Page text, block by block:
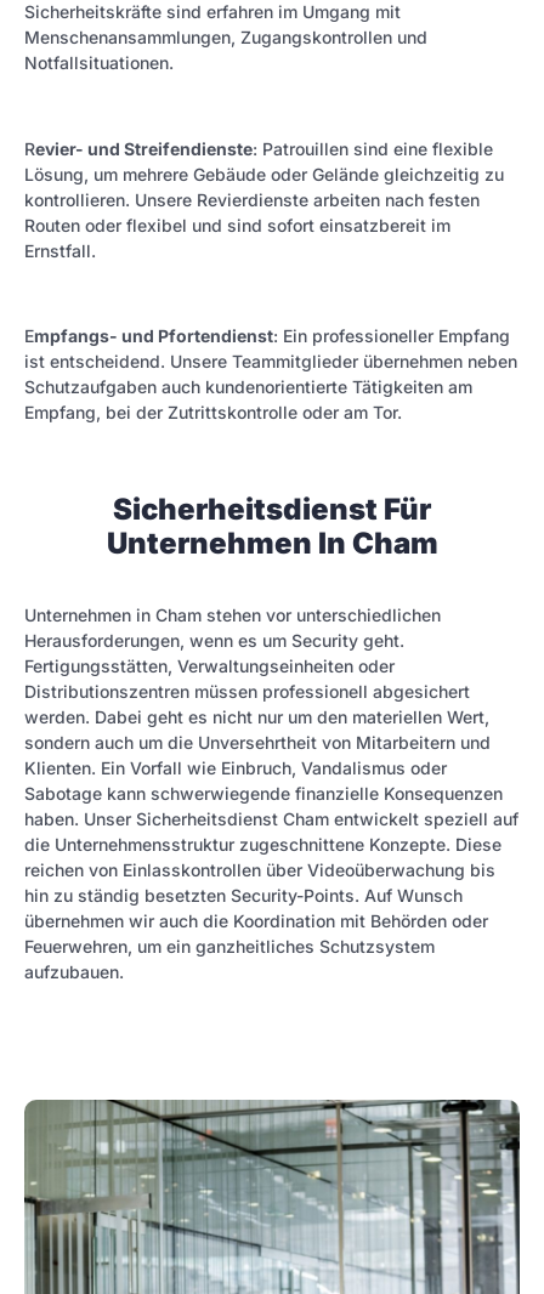
Sicherheitskräfte sind erfahren im Umgang mit
Menschenansammlungen, Zugangskontrollen und
Notfallsituationen.
Revier- und Streifendienste: Patrouillen sind eine flexible
Lösung, um mehrere Gebäude oder Gelände gleichzeitig zu
kontrollieren. Unsere Revierdienste arbeiten nach festen
Routen oder flexibel und sind sofort einsatzbereit im
Ernstfall.
Empfangs- und Pfortendienst: Ein professioneller Empfang
ist entscheidend. Unsere Teammitglieder übernehmen neben
Schutzaufgaben auch kundenorientierte Tätigkeiten am
Empfang, bei der Zutrittskontrolle oder am Tor.
Sicherheitsdienst Für
Unternehmen In Cham
Unternehmen in Cham stehen vor unterschiedlichen
Herausforderungen, wenn es um Security geht.
Fertigungsstätten, Verwaltungseinheiten oder
Distributionszentren müssen professionell abgesichert
werden. Dabei geht es nicht nur um den materiellen Wert,
sondern auch um die Unversehrtheit von Mitarbeitern und
Klienten. Ein Vorfall wie Einbruch, Vandalismus oder
Sabotage kann schwerwiegende finanzielle Konsequenzen
haben. Unser Sicherheitsdienst Cham entwickelt speziell auf
die Unternehmensstruktur zugeschnittene Konzepte. Diese
reichen von Einlasskontrollen über Videoüberwachung bis
hin zu ständig besetzten Security-Points. Auf Wunsch
übernehmen wir auch die Koordination mit Behörden oder
Feuerwehren, um ein ganzheitliches Schutzsystem
aufzubauen.